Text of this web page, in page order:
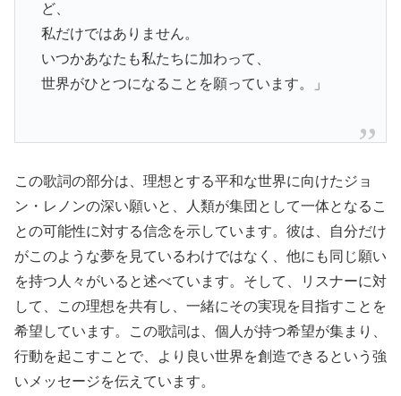
ど、
私だけではありません。
いつかあなたも私たちに加わって、
世界がひとつになることを願っています。」
この歌詞の部分は、理想とする平和な世界に向けたジョ
ン・レノンの深い願いと、人類が集団として一体となるこ
との可能性に対する信念を示しています。彼は、自分だけ
がこのような夢を見ているわけではなく、他にも同じ願い
を持つ人々がいると述べています。そして、リスナーに対
して、この理想を共有し、一緒にその実現を目指すことを
希望しています。この歌詞は、個人が持つ希望が集まり、
行動を起こすことで、より良い世界を創造できるという強
いメッセージを伝えています。